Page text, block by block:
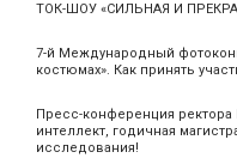
ТОК-ШОУ «СИЛЬНАЯ И
7-й Международный
костюмах». Как принять
Пресс-конференция
интеллект, годичная
исследования!